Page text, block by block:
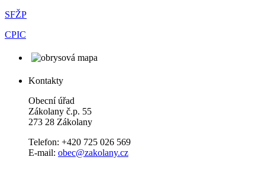
SFŽP
CPIC
Kontakty
Obecní úřad
Zákolany č.p. 55
273 28 Zákolany
Telefon: +420 725 026 569
E-mail: obec@zakolany.cz